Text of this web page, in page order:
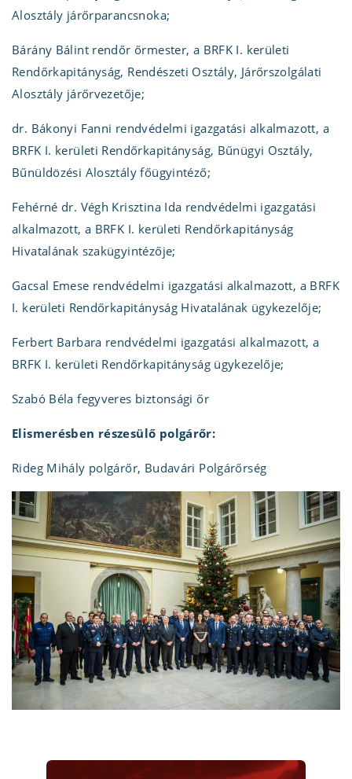
Alosztály járőrparancsnoka;
Bárány Bálint rendőr őrmester, a BRFK I. kerületi
Rendőrkapitányság, Rendészeti Osztály, Járőrszolgálati
Alosztály járőrvezetője;
dr. Bákonyi Fanni rendvédelmi igazgatási alkalmazott, a
BRFK I. kerületi Rendőrkapitányság, Bűnügyi Osztály,
Bűnüldözési Alosztály főügyintéző;
Fehérné dr. Végh Krisztina Ida rendvédelmi igazgatási
alkalmazott, a BRFK I. kerületi Rendőrkapitányság
Hivatalának szakügyintézője;
Gacsal Emese rendvédelmi igazgatási alkalmazott, a BRFK
I. kerületi Rendőrkapitányság Hivatalának ügykezelője;
Ferbert Barbara rendvédelmi igazgatási alkalmazott, a
BRFK I. kerületi Rendőrkapitányság ügykezelője;
Szabó Béla fegyveres biztonsági őr
Elismerésben részesülő polgárőr:
Rideg Mihály polgárőr, Budavári Polgárőrség